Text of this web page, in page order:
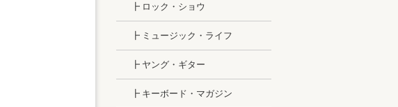
┣ ロック・ショウ
┣ ミュージック・ライフ
┣ ヤング・ギター
┣ キーボード・マガジン